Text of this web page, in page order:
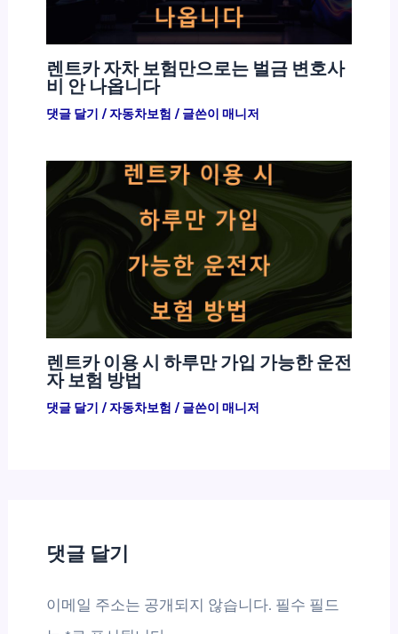
렌트카 자차 보험만으로는 벌금 변호사
비 안 나옵니다
댓글 달기 /자동차보험 / 글쓴이 매니저
렌트카 이용 시 하루만 가입 가능한 운전
자 보험 방법
댓글 달기 /자동차보험 / 글쓴이 매니저
댓글 달기
이메일 주소는 공개되지 않습니다. 필수 필드